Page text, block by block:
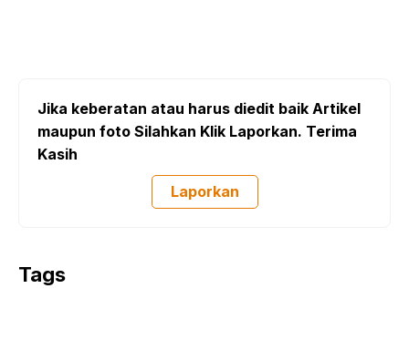
Jika keberatan atau harus diedit baik Artikel
maupun foto Silahkan Klik Laporkan. Terima
Kasih
Laporkan
Tags